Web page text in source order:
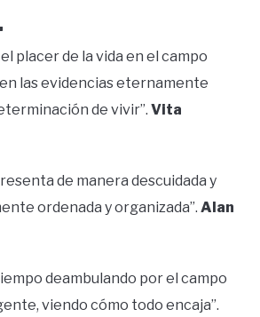
placer de la vida en el campo
las evidencias eternamente
de vivir”. Vita
de manera descuidada y
ordenada y organizada”. Alan
deambulando por el campo
viendo cómo todo encaja”.